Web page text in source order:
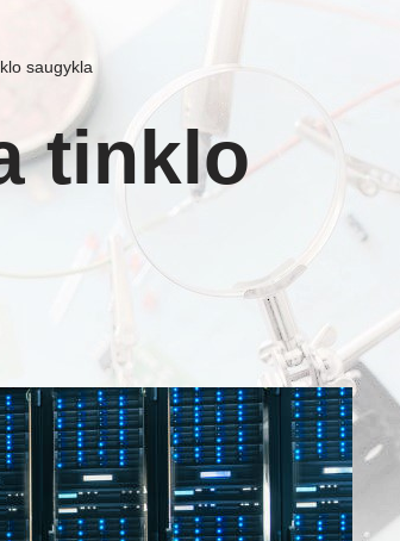
saugykla
tinklo